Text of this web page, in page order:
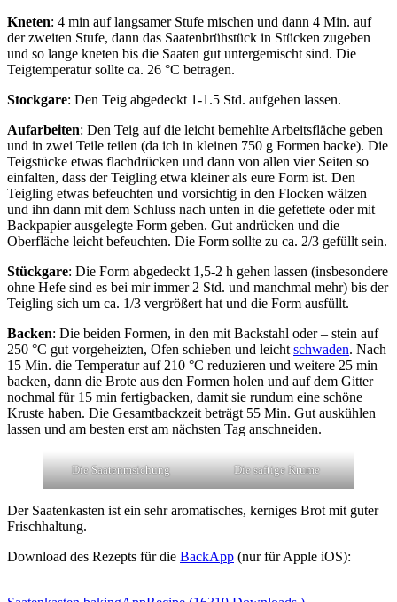
Kneten: 4 min auf langsamer Stufe mischen und dann 4 Min. auf
der zweiten Stufe, dann das Saatenbrühstück in Stücken zugeben
und so lange kneten bis die Saaten gut untergemischt sind. Die
Teigtemperatur sollte ca. 26 °C betragen.
Stockgare: Den Teig abgedeckt 1-1.5 Std. aufgehen lassen.
Aufarbeiten: Den Teig auf die leicht bemehlte Arbeitsfläche geben
und in zwei Teile teilen (da ich in kleinen 750 g Formen backe). Die
Teigstücke etwas flachdrücken und dann von allen vier Seiten so
einfalten, dass der Teigling etwa kleiner als eure Form ist. Den
Teigling etwas befeuchten und vorsichtig in den Flocken wälzen
und ihn dann mit dem Schluss nach unten in die gefettete oder mit
Backpapier ausgelegte Form geben. Gut andrücken und die
Oberfläche leicht befeuchten. Die Form sollte zu ca. 2/3 gefüllt sein.
Stückgare: Die Form abgedeckt 1,5-2 h gehen lassen (insbesondere
ohne Hefe sind es bei mir immer 2 Std. und manchmal mehr) bis der
Teigling sich um ca. 1/3 vergrößert hat und die Form ausfüllt.
Backen: Die beiden Formen, in den mit Backstahl oder – stein auf
250 °C gut vorgeheizten, Ofen schieben und leicht schwaden. Nach
15 Min. die Temperatur auf 210 °C reduzieren und weitere 25 min
backen, dann die Brote aus den Formen holen und auf dem Gitter
nochmal für 15 min fertigbacken, damit sie rundum eine schöne
Kruste haben. Die Gesamtbackzeit beträgt 55 Min. Gut auskühlen
lassen und am besten erst am nächsten Tag anschneiden.
Die Saatenmsichung Die saftige Krume
Der Saatenkasten ist ein sehr aromatisches, kerniges Brot mit guter
Frischhaltung.
Download des Rezepts für die BackApp (nur für Apple iOS):